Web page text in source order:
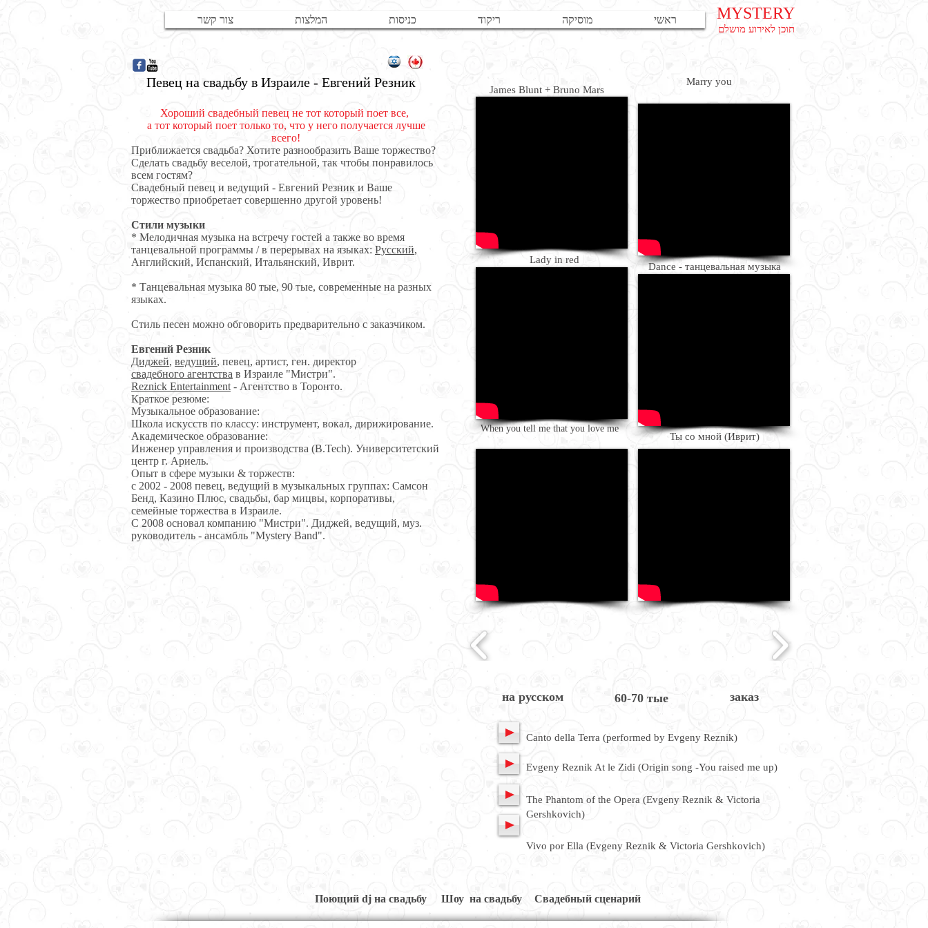
צור קשר המלצות כניסות ריקוד מוסיקה ראשי MYSTERY
תוכן לאירוע מושלם
Певец на свадьбу в Израиле - Евгений Резник
Хороший свадебный певец не тот который поет все,
а тот который поет только то, что у него получается лучше
всего!
Приближается свадьба? Хотите разнообразить Ваше торжество?
Сделать свадьбу веселой, трогательной, так чтобы понравилось
всем гостям?
Свадебный певец и ведущий - Евгений Резник и Ваше
торжество приобретает совершенно другой уровень!
Стили музыки
* Мелодичная музыка на встречу гостей а также во время
танцевальной программы / в перерывах на языках: Русский,
Английский, Испанский, Итальянский, Иврит.
* Танцевальная музыка 80 тые, 90 тые, современные на разных
языках.
Стиль песен можно обговорить предварительно с заказчиком.
Евгений Резник
Диджей, ведущий, певец, артист, ген. директор
свадебного агентства в Израиле "Мистри".
Reznick Entertainment - Агентство в Торонто.
Краткое резюме:
Музыкальное образование:
Школа искусcтв по классу: инструмент, вокал, дирижирование.
Академическое образование:
Инженер управления и производства (B.Tech). Университетский
центр г. Ариель.
Опыт в сфере музыки & торжеств:
с 2002 - 2008 певец, ведущий в музыкальных группах: Самсон
Бенд, Казино Плюс, свадьбы, бар мицвы, корпоративы,
семейные торжества в Израиле.
C 2008 основал компанию "Мистри". Диджей, ведущий, муз.
руководитель - ансамбль "Mystery Band".
When you tell me that you love me
Ты со мной (Иврит)
Dance - танцевальная музыка
James Blunt + Bruno Mars
Marry you
Lady in red
на русском 60-70 тые заказ
Canto della Terra (performed by Evgeny Reznik)
Evgeny Reznik At le Zidi (Origin song -You raised me up)
The Phantom of the Opera (Evgeny Reznik & Victoria
Gershkovich)
Vivo por Ella (Evgeny Reznik & Victoria Gershkovich)
​Поющий dj​ на свадьбу Шоу на свадьбу Свадебный сценарий